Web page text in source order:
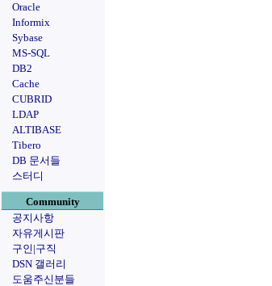
Oracle
Informix
Sybase
MS-SQL
DB2
Cache
CUBRID
LDAP
ALTIBASE
Tibero
DB 문서들
스터디
Community
공지사항
자유게시판
구인|구직
DSN 갤러리
도움주신분들